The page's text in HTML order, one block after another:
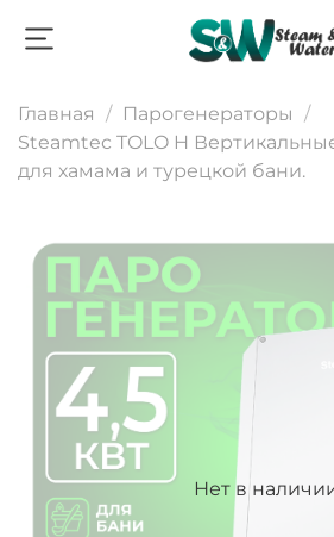
Главная
Парогенераторы
Steamtec TOLO H
для хамама и турецкой бани.
Нет в